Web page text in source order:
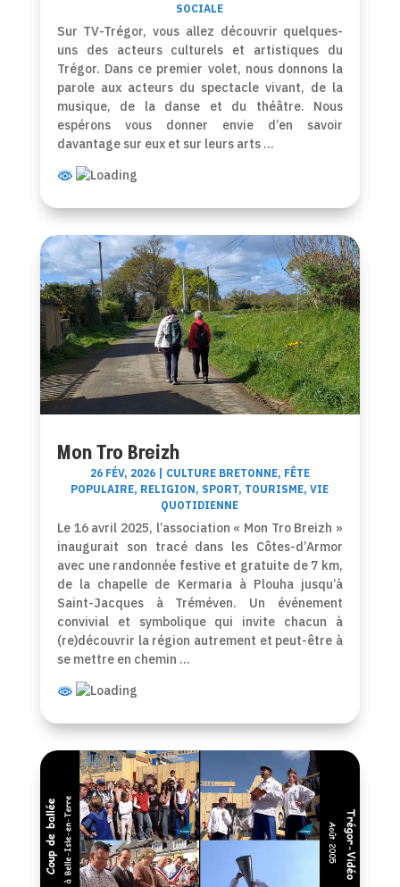
SOCIALE
Sur TV-Trégor, vous allez découvrir quelques-
uns des acteurs culturels et artistiques du
Trégor. Dans ce premier volet, nous donnons la
parole aux acteurs du spectacle vivant, de la
musique, de la danse et du théâtre. Nous
espérons vous donner envie d’en savoir
davantage sur eux et sur leurs arts …
Mon Tro Breizh
26 FÉV, 2026| CULTURE BRETONNE, FÊTE
POPULAIRE, RELIGION, SPORT, TOURISME,VIE
QUOTIDIENNE
Le 16 avril 2025, l’association « Mon Tro Breizh »
inaugurait son tracé dans les Côtes-d’Armor
avec une randonnée festive et gratuite de 7 km,
de la chapelle de Kermaria à Plouha jusqu’à
Saint-Jacques à Tréméven. Un événement
convivial et symbolique qui invite chacun à
(re)découvrir la région autrement et peut-être à
se mettre en chemin …